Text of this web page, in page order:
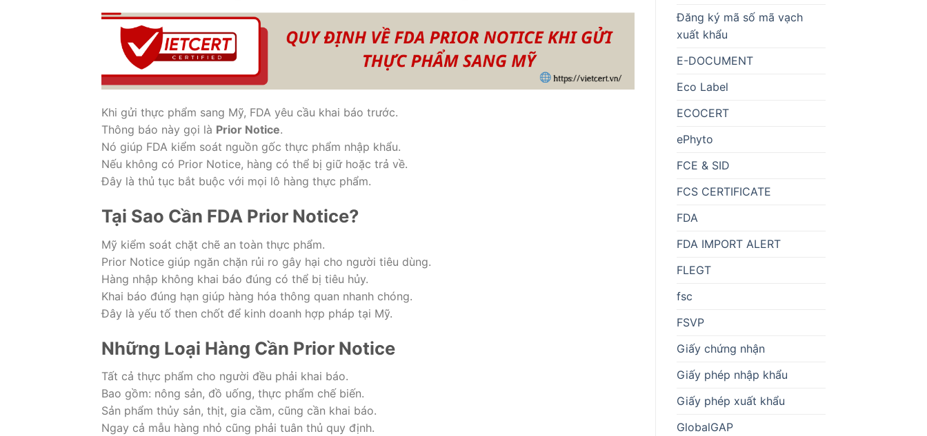
Khi gửi thực phẩm sang Mỹ, FDA yêu cầu khai báo trước.
Thông báo này gọi là Prior Notice.
Nó giúp FDA kiểm soát nguồn gốc thực phẩm nhập khẩu.
Nếu không có Prior Notice, hàng có thể bị giữ hoặc trả về.
Đây là thủ tục bắt buộc với mọi lô hàng thực phẩm.
Tại Sao Cần FDA Prior Notice?
Mỹ kiểm soát chặt chẽ an toàn thực phẩm.
Prior Notice giúp ngăn chặn rủi ro gây hại cho người tiêu dùng.
Hàng nhập không khai báo đúng có thể bị tiêu hủy.
Khai báo đúng hạn giúp hàng hóa thông quan nhanh chóng.
Đây là yếu tố then chốt để kinh doanh hợp pháp tại Mỹ.
Những Loại Hàng Cần Prior Notice
Tất cả thực phẩm cho người đều phải khai báo.
Bao gồm: nông sản, đồ uống, thực phẩm chế biến.
Sản phẩm thủy sản, thịt, gia cầm, cũng cần khai báo.
Ngay cả mẫu hàng nhỏ cũng phải tuân thủ quy định.
Đăng ký mã số mã vạch
xuất khẩu
E-DOCUMENT
Eco Label
ECOCERT
ePhyto
FCE & SID
FCS CERTIFICATE
FDA
FDA IMPORT ALERT
FLEGT
fsc
FSVP
Giấy chứng nhận
Giấy phép nhập khẩu
Giấy phép xuất khẩu
GlobalGAP